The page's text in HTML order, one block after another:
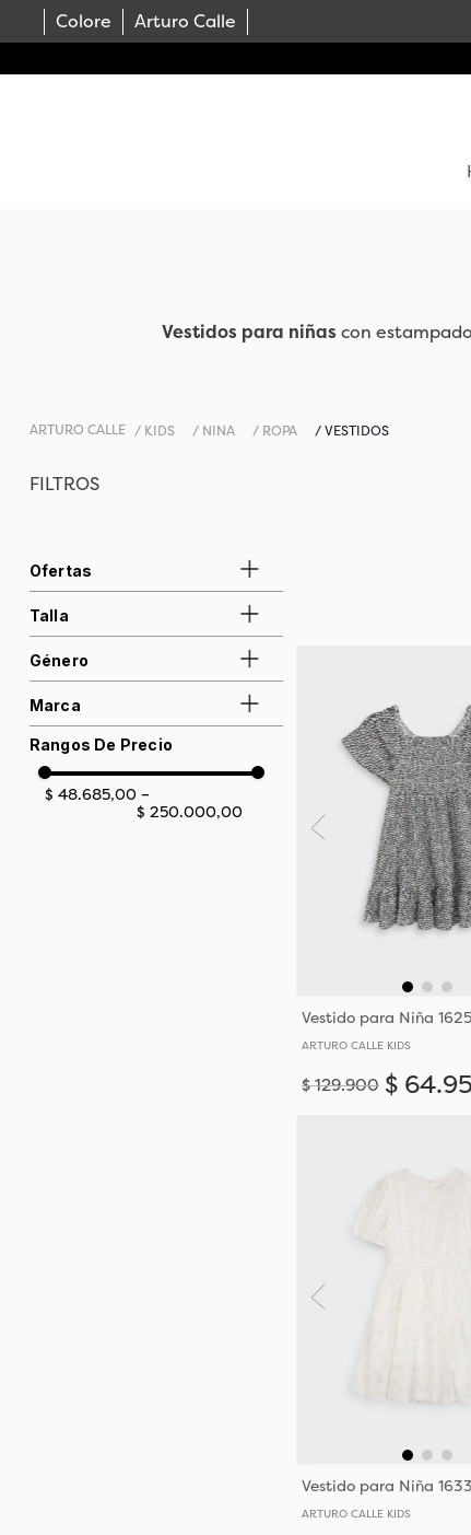
Colore Arturo Calle
Vestidos para niñas con
KIDS NINA ROPA VESTIDOS
FILTROS
Marca
Arturo Calle KIDS
MARAVELA
Género
Niña
Ofertas
25%
Talla
14
8-9
Rangos De Precio
$ 48.685,00 –
$ 250.000,00
Vestido para Niña
ARTURO CALLE KIDS
$ 129.900 $ 64.
Vestido para Niña
ARTURO CALLE KIDS